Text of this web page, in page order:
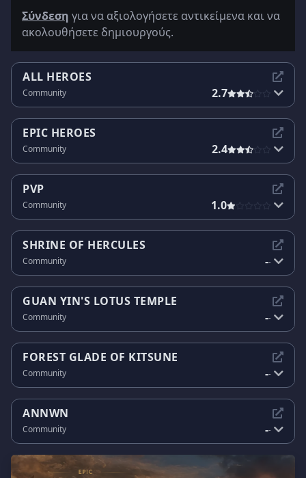
Σύνδεση για να αξιολογήσετε αντικείμενα και να
ακολουθήσετε δημιουργούς.
ALL HEROES
Community 2.7
EPIC HEROES
Community 2.4
PVP
Community 1.0
SHRINE OF HERCULES
Community --
GUAN YIN'S LOTUS TEMPLE
Community --
FOREST GLADE OF KITSUNE
Community --
ANNWN
Community --